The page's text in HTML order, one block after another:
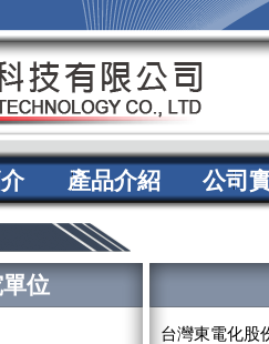
產品介紹 公司
位
台灣東電化股